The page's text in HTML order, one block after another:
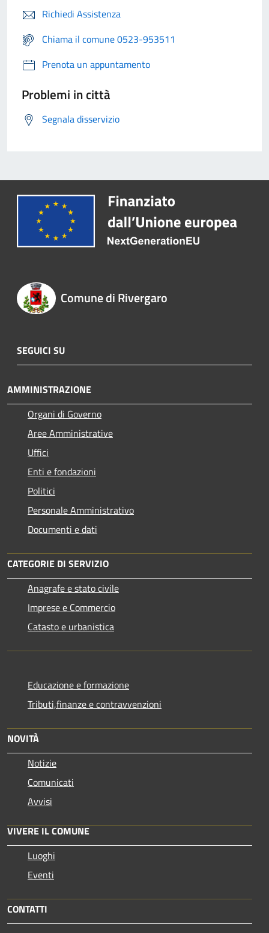
Richiedi Assistenza
Chiama il comune 0523-953511
Prenota un appuntamento
Problemi in città
Segnala disservizio
Comune di Rivergaro
SEGUICI SU
AMMINISTRAZIONE
Organi di Governo
Aree Amministrative
Uffici
Enti e fondazioni
Politici
Personale Amministrativo
Documenti e dati
CATEGORIE DI SERVIZIO
Anagrafe e stato civile
Imprese e Commercio
Catasto e urbanistica
Educazione e formazione
Tributi,finanze e contravvenzioni
NOVITÀ
Notizie
Comunicati
Avvisi
VIVERE IL COMUNE
Luoghi
Eventi
CONTATTI